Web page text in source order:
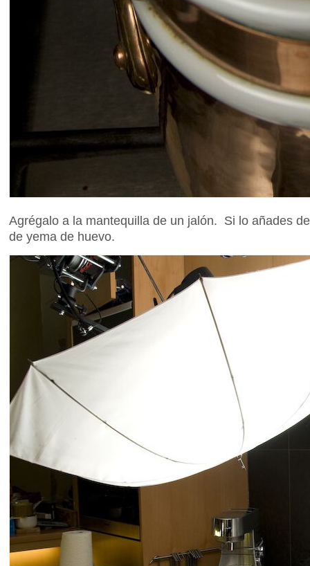
Agrégalo a la mantequilla de un jalón. Si lo añades
de yema de huevo.